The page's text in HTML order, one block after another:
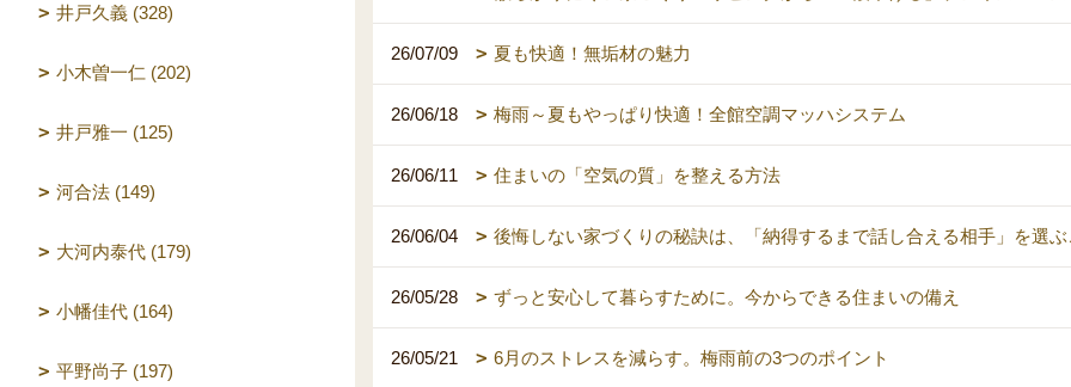
26/07/09 夏も快適！無垢材の魅力
26/06/18 梅雨～夏もやっぱり快適！全館空調マッハシステム
26/06/11 住まいの「空気の質」を整える方法
26/06/04 後悔しない家づくりの秘訣は、「納得するまで話し合える相手」を選
26/05/28 ずっと安心して暮らすために。今からできる住まいの備え
26/05/21 6月のストレスを減らす。梅雨前の3つのポイント
井戸久義 (328)
小木曽一仁 (202)
井戸雅一 (125)
河合法 (149)
大河内泰代 (179)
小幡佳代 (164)
平野尚子 (197)